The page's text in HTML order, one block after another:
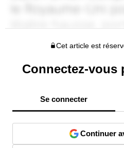
Cet article est
Connectez-vous
Se connecter
Continuer